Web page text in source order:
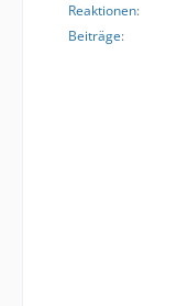
Reaktionen
Beiträge